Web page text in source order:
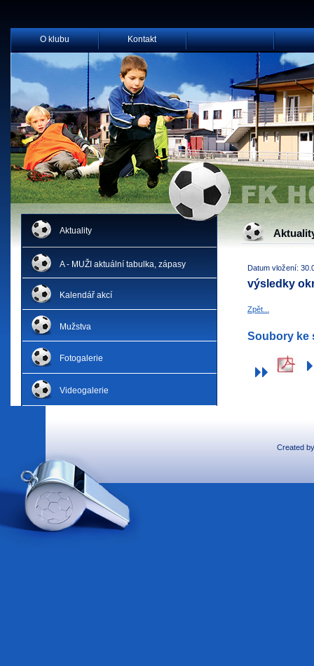
O klubu Kontakt
Aktuality
A - MUŽI aktuální tabulka, zápasy
Kalendář akcí
Mužstva
Fotogalerie
Videogalerie
Datum vložení:
výsledky
Zpět...
Soubory ke
Created